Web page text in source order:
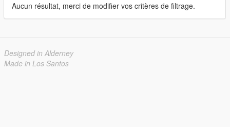
Aucun résultat, merci de modifier vos critères de filtrage.
Designed in Alderney
Made in Los Santos